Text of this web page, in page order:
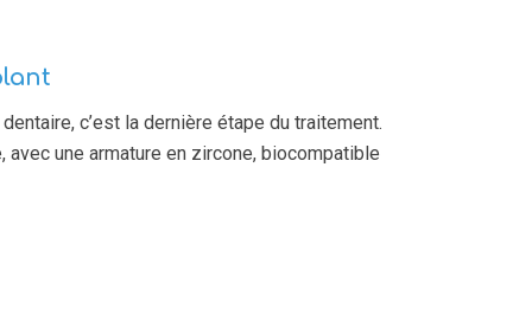
c’est la dernière étape du traitement.
avec une armature en zircone, biocompatible